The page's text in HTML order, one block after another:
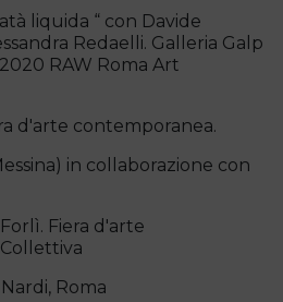
liquida “ con Davide
Redaelli. Galleria Galp
RAW Roma Art
d'arte contemporanea.
in collaborazione con
Fiera d'arte
Roma